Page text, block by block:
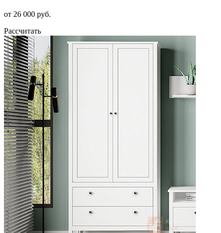
от 26 000 руб.
Рассчитать